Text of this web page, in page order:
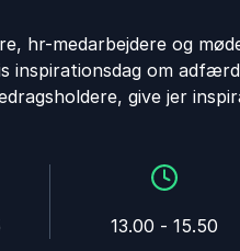
hr-medarbejdere og
inspirationsdag om
give jer
13.00 - 15.50